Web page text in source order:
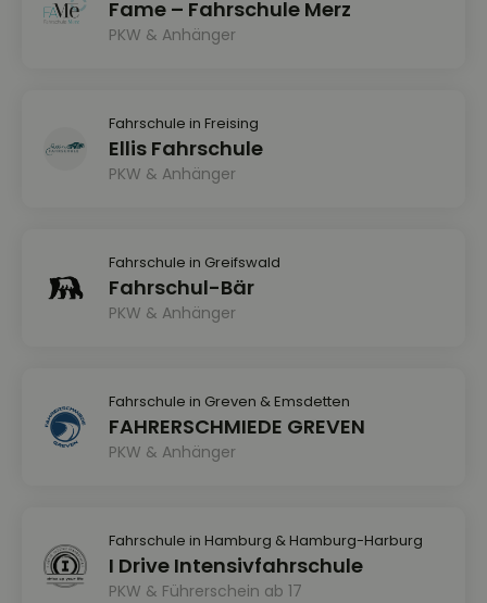
Fame – Fahrschule Merz
PKW & Anhänger
Fahrschule in Freising
Ellis Fahrschule
PKW & Anhänger
Fahrschule in Greifswald
Fahrschul-Bär
PKW & Anhänger
Fahrschule in Greven & Emsdetten
FAHRERSCHMIEDE GREVEN
PKW & Anhänger
Fahrschule in Hamburg & Hamburg-Harburg
I Drive Intensivfahrschule
PKW & Führerschein ab 17